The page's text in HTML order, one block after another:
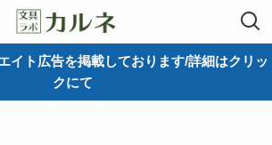
イト広告を掲載しております/詳細はクリッ
クにて